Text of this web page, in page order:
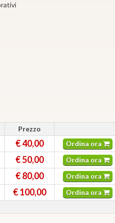
Prezzo
€ 40,00 Ordina ora
€ 50,00 Ordina ora
€ 80,00 Ordina ora
€ 100,00 Ordina ora